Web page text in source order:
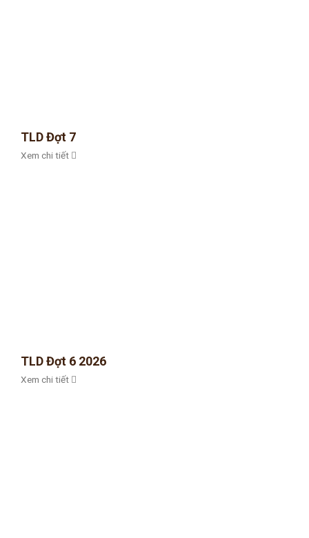
TLD Đợt 7
Xem chi tiết
TLD Đợt 6 2026
Xem chi tiết